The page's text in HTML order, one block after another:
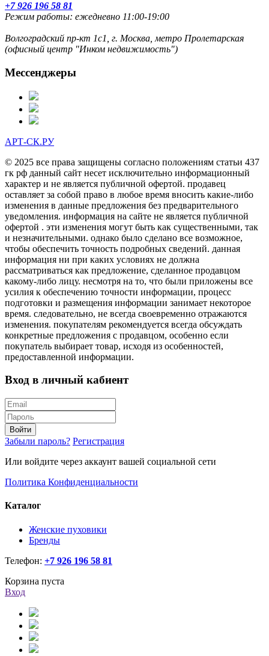
+7 926 196 58 81
Режим работы: ежедневно 11:00-19:00
Волгоградский пр-кт 1с1, г. Москва, метро Пролетарская
(офисный центр "Инком недвижимость")
Мессенджеры
АРТ-СК.РУ
© 2025 все права защищены согласно положениям статьи 437
гк рф данный сайт несет исключительно информационный
характер и не является публичной офертой. продавец
оставляет за собой право в любое время вносить какие-либо
изменения в данные предложения без предварительного
уведомления. информация на сайте не является публичной
офертой . эти изменения могут быть как существенными, так
и незначительными. однако было сделано все возможное,
чтобы обеспечить точность подробных сведений. данная
информация ни при каких условиях не должна
рассматриваться как предложение, сделанное продавцом
какому-либо лицу. несмотря на то, что были приложены все
усилия к обеспечению точности информации, процесс
подготовки и размещения информации занимает некоторое
время. следовательно, не всегда своевременно отражаются
изменения. покупателям рекомендуется всегда обсуждать
конкретные предложения с продавцом, особенно если
покупатель выбирает товар, исходя из особенностей,
предоставленной информации.
Вход в личный кабиент
Войти
Забыли пароль? Регистрация
Или войдите через аккаунт вашей социальной сети
Политика Конфиденциальности
Каталог
Женские пуховики
Бренды
Телефон: +7 926 196 58 81
Корзина пуста
Вход